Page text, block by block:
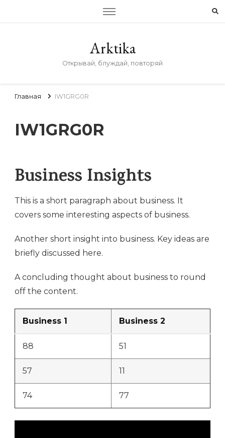
Arktika
Открывай, блуждай, повторяй
Главная IW1GRG0R
IW1GRG0R
Business Insights
This is a short paragraph about business. It
covers some interesting aspects of business.
Another short insight into business. Key ideas are
briefly discussed here.
A concluding thought about business to round
off the content.
Business 1 Business 2
88 51
57 11
74 77